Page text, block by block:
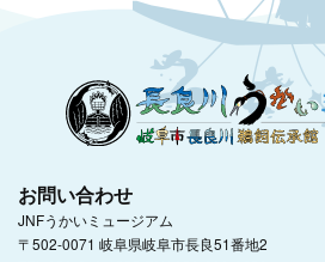
お問い合わせ
JNFうかいミュージアム
〒502-0071 岐阜県岐阜市長良51番地2